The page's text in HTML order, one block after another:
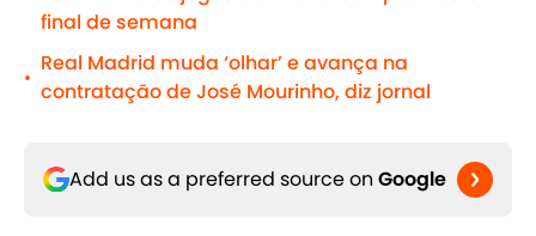
final de semana
•
Real Madrid muda ‘olhar’ e avança na
contratação de José Mourinho, diz jornal
Add us as a preferred source on Google